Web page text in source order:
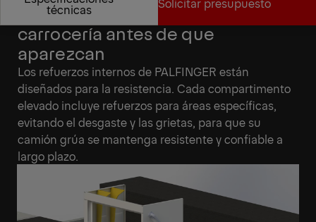
técnicas
Especificaciones
técnicas Solicitar presupuesto
Detenga las grietas en la
carrocería antes de que
aparezcan
Los refuerzos internos de PALFINGER están
diseñados para la resistencia. Cada compartimento
elevado incluye refuerzos para áreas específicas,
evitando el desgaste y las grietas, para que su
camión grúa se mantenga resistente y confiable a
largo plazo.